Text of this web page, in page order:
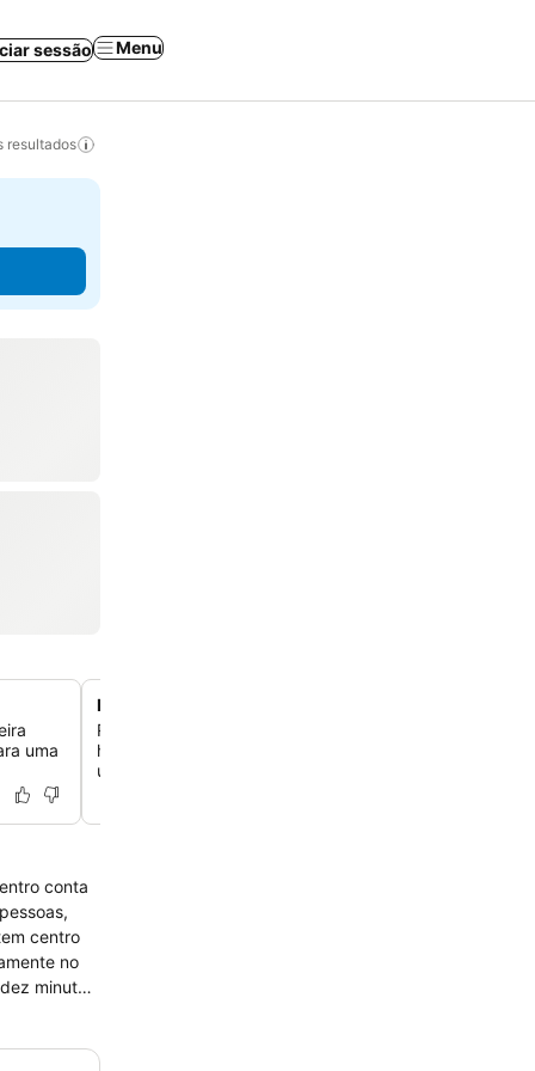
sessão Menu
resultados
uma
Banheira de hidromassagem e sauna relaxantes
Relaxe depois de um dia de exploração com acesso à
hidromassagem e às instalações da sauna do hotel,
um refúgio tranquilo.
conta